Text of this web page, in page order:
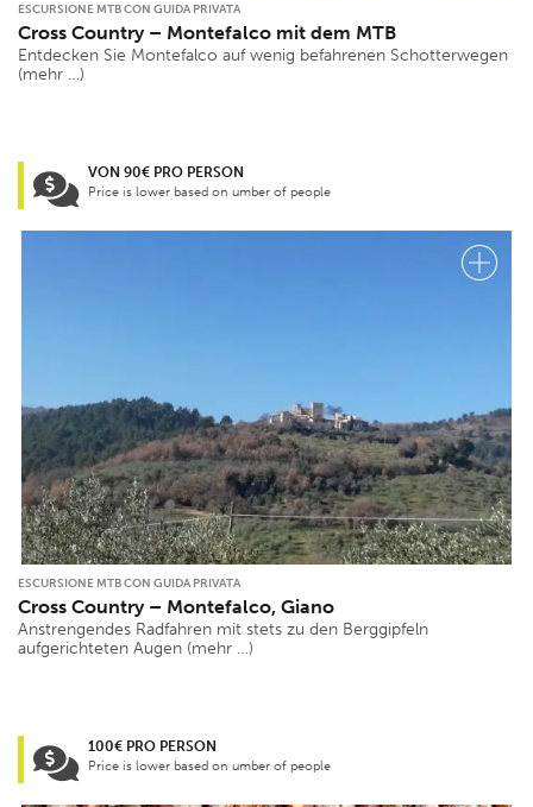
ESCURSIONE MTB CON GUIDA PRIVATA
Cross Country – Montefalco mit dem MTB
Entdecken Sie Montefalco auf wenig befahrenen Schotterwegen
(mehr …)
VON 90€ PRO PERSON
Price is lower based on umber of people
ESCURSIONE MTB CON GUIDA PRIVATA
Cross Country – Montefalco, Giano
Anstrengendes Radfahren mit stets zu den Berggipfeln
aufgerichteten Augen (mehr …)
100€ PRO PERSON
Price is lower based on umber of people